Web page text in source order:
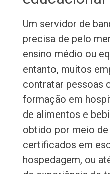
Um servidor de
precisa de pelo
ensino médio ou
entanto, muitos
contratar pessoas
formação em
de alimentos e
obtido por meio
certificados em
hospedagem, ou